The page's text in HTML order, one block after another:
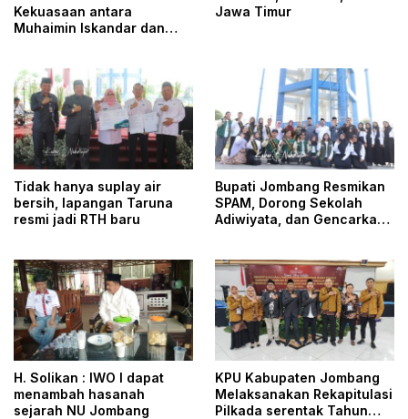
Kekuasaan antara
Muhaimin Iskandar dan
Jawa Timur
Tidak hanya suplay air
bersih, lapangan Taruna
resmi jadi RTH baru
Bupati Jombang Resmikan
SPAM, Dorong Sekolah
Adiwiyata, dan Gencarkan
H. Solikan : IWO I dapat
menambah hasanah
sejarah NU Jombang
KPU Kabupaten Jombang
Melaksanakan Rekapitulasi
Pilkada serentak Tahun